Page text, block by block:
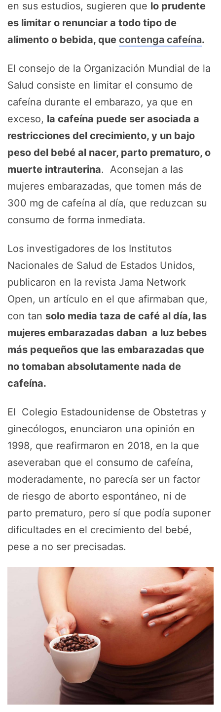
en sus estudios, sugieren que lo prudente
es limitar o renunciar a todo tipo de
alimento o bebida, que contenga cafeína.
El consejo de la Organización Mundial de la
Salud consiste en limitar el consumo de
cafeína durante el embarazo, ya que en
exceso, la cafeína puede ser asociada a
restricciones del crecimiento, y un bajo
peso del bebé al nacer, parto prematuro, o
muerte intrauterina. Aconsejan a las
mujeres embarazadas, que tomen más de
300 mg de cafeína al día, que reduzcan su
consumo de forma inmediata.
Los investigadores de los Institutos
Nacionales de Salud de Estados Unidos,
publicaron en la revista Jama Network
Open, un artículo en el que afirmaban que,
con tan solo media taza de café al día, las
mujeres embarazadas daban a luz bebes
más pequeños que las embarazadas que
no tomaban absolutamente nada de
cafeína.
El Colegio Estadounidense de Obstetras y
ginecólogos, enunciaron una opinión en
1998, que reafirmaron en 2018, en la que
aseveraban que el consumo de cafeína,
moderadamente, no parecía ser un factor
de riesgo de aborto espontáneo, ni de
parto prematuro, pero sí que podía suponer
dificultades en el crecimiento del bebé,
pese a no ser precisadas.